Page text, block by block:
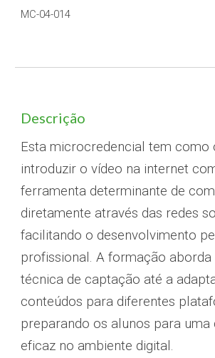
MC-04-014
Descrição
Esta microcredencial tem como
introduzir o vídeo na internet
ferramenta determinante de
diretamente através das redes
facilitando o desenvolvimento
profissional. A formação aborda
técnica de captação até a
conteúdos para diferentes
preparando os alunos para uma
eficaz no ambiente digital .